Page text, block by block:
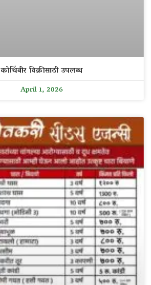
कोथिंबीर विक्रीसाठी उपलब्ध
April 1, 2026